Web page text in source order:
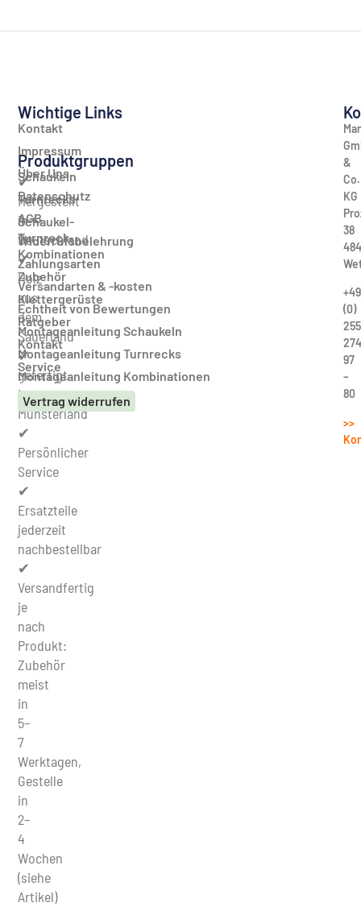
✔
Hergestellt
in
Deutschland
✔
Holz
aus
dem
Sauerland
✔
gefertigt
im
Münsterland
✔
Persönlicher
Service
✔
Ersatzteile
jederzeit
nachbestellbar
✔
Versandfertig
je
nach
Produkt:
Zubehör
meist
in
5–
7
Werktagen,
Gestelle
in
2–
4
Wochen
(siehe
Artikel)
Wichtige Links
Kontakt
Impressum
Über Uns
Datenschutz
AGB
Widerrufsbelehrung
Zahlungsarten
Versandarten & -kosten
Echtheit von Bewertungen
Montageanleitung Schaukeln
Montageanleitung Turnrecks
Montageanleitung Kombinationen
Vertrag widerrufen
Produktgruppen
Schaukeln
Turnrecks
Schaukel-
Turnreck-
Kombinationen
Zubehör
Klettergerüste
Ratgeber
Kontakt
Service
&
Co.
KG
38
+49
(0)
274
97
–
80
>>